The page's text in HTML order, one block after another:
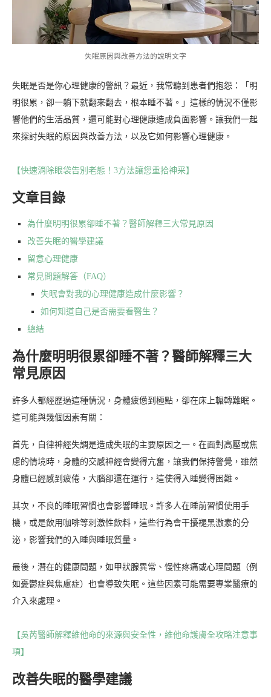
失眠原因與改善方法的說明文字
失眠是否是你心理健康的警訊？最近，我常聽到患者們抱怨：「明
明很累，卻一躺下就翻來翻去，根本睡不著。」這樣的情況不僅影
響他們的生活品質，還可能對心理健康造成負面影響。讓我們一起
來探討失眠的原因與改善方法，以及它如何影響心理健康。
【快速消除眼袋告別老態！3方法讓您重拾神采】
文章目錄
為什麼明明很累卻睡不著？醫師解釋三大常見原因
改善失眠的醫學建議
留意心理健康
常見問題解答（FAQ）
失眠會對我的心理健康造成什麼影響？
如何知道自己是否需要看醫生？
總結
為什麼明明很累卻睡不著？醫師解釋三大
常見原因
許多人都經歷過這種情況，身體疲憊到極點，卻在床上輾轉難眠。
這可能與幾個因素有關：
首先，自律神經失調是造成失眠的主要原因之一。在面對高壓或焦
慮的情境時，身體的交感神經會變得亢奮，讓我們保持警覺，雖然
身體已經感到疲倦，大腦卻還在運行，這使得入睡變得困難。
其次，不良的睡眠習慣也會影響睡眠。許多人在睡前習慣使用手
機，或是飲用咖啡等刺激性飲料，這些行為會干擾褪黑激素的分
泌，影響我們的入睡與睡眠質量。
最後，潛在的健康問題，如甲狀腺異常、慢性疼痛或心理問題（例
如憂鬱症與焦慮症）也會導致失眠。這些因素可能需要專業醫療的
介入來處理。
【吳芮醫師解釋維他命的來源與安全性，維他命護膚全攻略注意事
項】
改善失眠的醫學建議